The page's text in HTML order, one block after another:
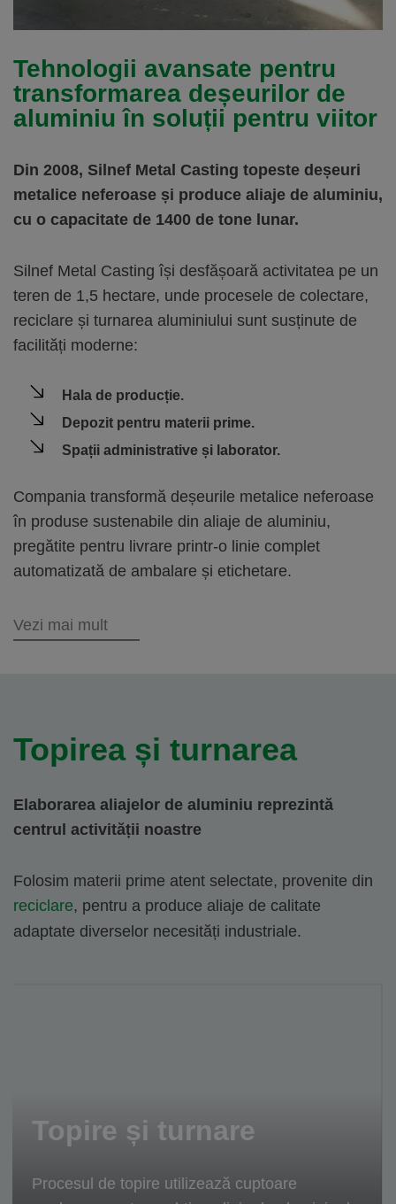
Tehnologii avansate pentru
transformarea deșeurilor de
aluminiu în soluții pentru viitor
Din 2008, Silnef Metal Casting topeste deșeuri
metalice neferoase și produce aliaje de aluminiu,
cu o capacitate de 1400 de tone lunar.
Silnef Metal Casting își desfășoară activitatea pe un
teren de 1,5 hectare, unde procesele de colectare,
reciclare și turnarea aluminiului sunt susținute de
facilități moderne:
Hala de producție.
Depozit pentru materii prime.
Spații administrative și laborator.
Compania transformă deșeurile metalice neferoase
în produse sustenabile din aliaje de aluminiu,
pregătite pentru livrare printr-o linie complet
automatizată de ambalare și etichetare.
Vezi mai mult
Topirea și turnarea
Elaborarea aliajelor de aluminiu reprezintă
centrul activității noastre
Folosim materii prime atent selectate, provenite din
reciclare, pentru a produce aliaje de calitate
adaptate diverselor necesități industriale.
Topire și turnare
Procesul de topire utilizează cuptoare